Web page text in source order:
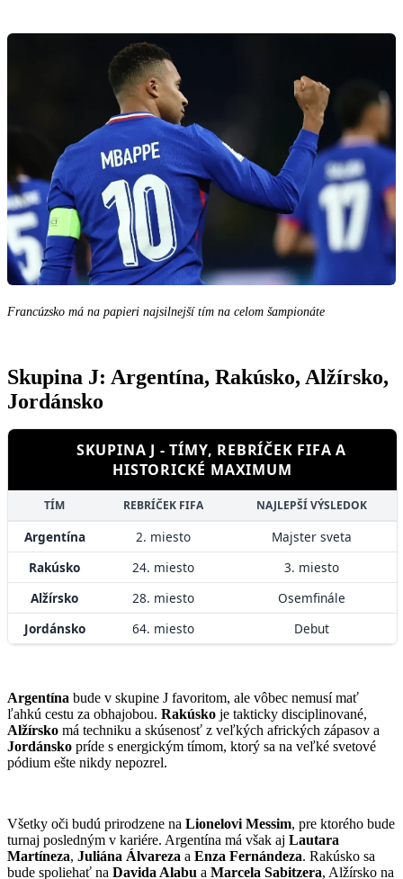
Francúzsko má na papieri najsilnejší tím na celom šampionáte
Skupina J: Argentína, Rakúsko, Alžírsko,
Jordánsko
SKUPINA J - TÍMY, REBRÍČEK FIFA A
HISTORICKÉ MAXIMUM
TÍM REBRÍČEK FIFA NAJLEPŠÍ VÝSLEDOK
Argentína 2. miesto
Majster sveta
Rakúsko
24. miesto
3. miesto
Alžírsko
28. miesto
Osemfinále
Jordánsko
64. miesto Debut
Argentína bude v skupine J favoritom, ale vôbec nemusí mať
ľahkú cestu za obhajobou. Rakúsko je takticky disciplinované,
Alžírsko má techniku a skúsenosť z veľkých afrických zápasov a
Jordánsko príde s energickým tímom, ktorý sa na veľké svetové
pódium ešte nikdy nepozrel.
Všetky oči budú prirodzene na Lionelovi Messim, pre ktorého bude
turnaj posledným v kariére. Argentína má však aj Lautara
Martíneza, Juliána Álvareza a Enza Fernándeza. Rakúsko sa
bude spoliehať na Davida Alabu a Marcela Sabitzera, Alžírsko na